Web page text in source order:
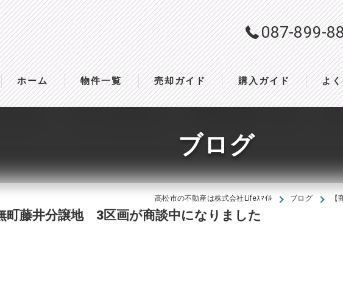
087-899-
ホーム 物件一覧 売却ガイド 購入ガイド よ
ブログ
高松市の不動産は株式会社Lifeｽﾏｲﾙ ブログ
町藤井分譲地 3区画が商談中になりました